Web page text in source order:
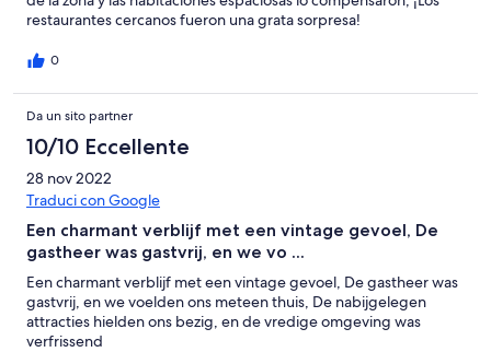
restaurantes cercanos fueron una grata sorpresa!
0
Da un sito partner
10/10 Eccellente
28 nov 2022
Traduci con Google
Een charmant verblijf met een vintage gevoel, De
gastheer was gastvrij, en we vo ...
Een charmant verblijf met een vintage gevoel, De gastheer was
gastvrij, en we voelden ons meteen thuis, De nabijgelegen
attracties hielden ons bezig, en de vredige omgeving was
verfrissend